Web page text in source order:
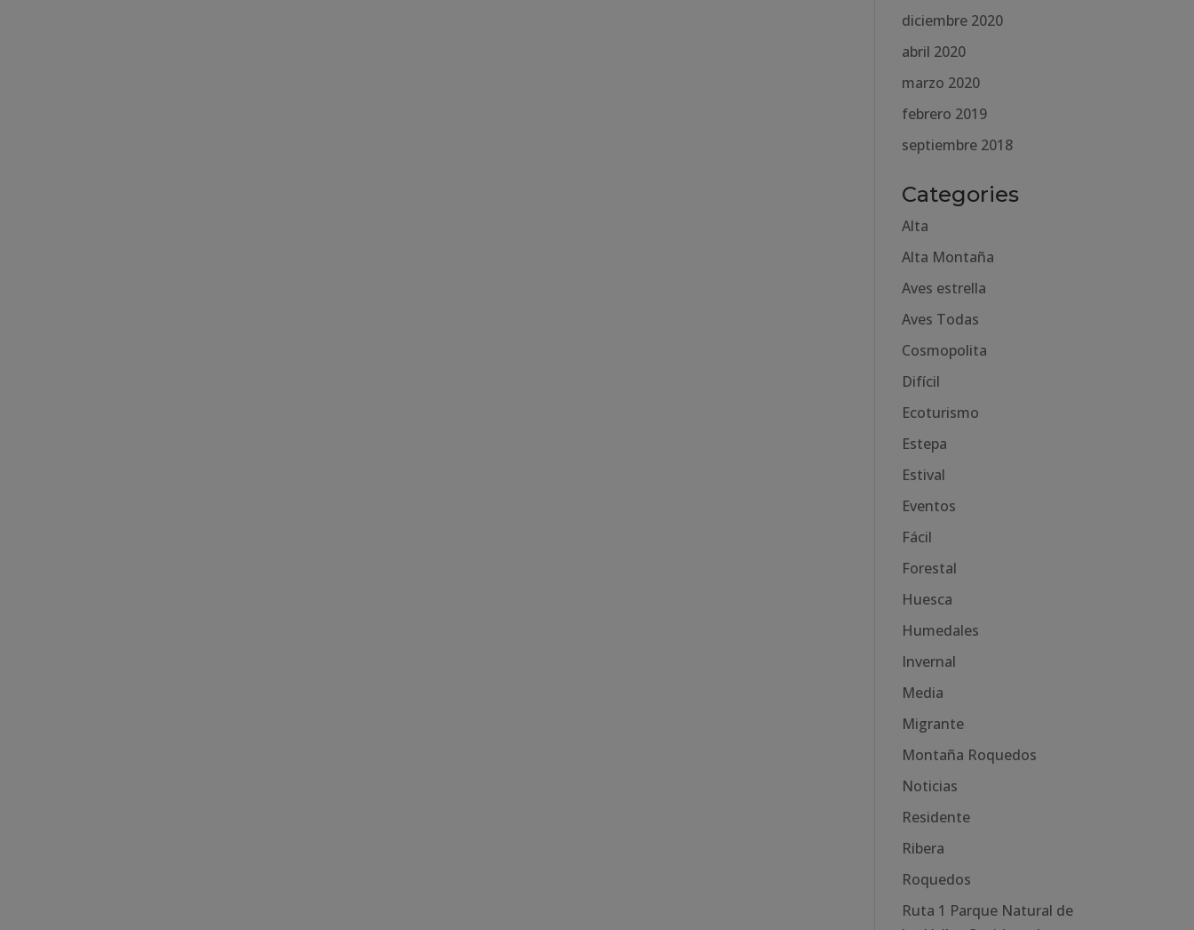
diciembre 2020
abril 2020
marzo 2020
febrero 2019
septiembre 2018
Categories
Alta
Alta Montaña
Aves estrella
Aves Todas
Cosmopolita
Difícil
Ecoturismo
Estepa
Estival
Eventos
Fácil
Forestal
Huesca
Humedales
Invernal
Media
Migrante
Montaña Roquedos
Noticias
Residente
Ribera
Roquedos
Ruta 1 Parque Natural de